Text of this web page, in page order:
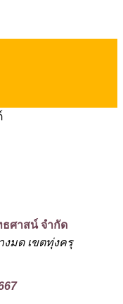
ธศาสน์ จำกัด
งมด เขตทุ่งครุ